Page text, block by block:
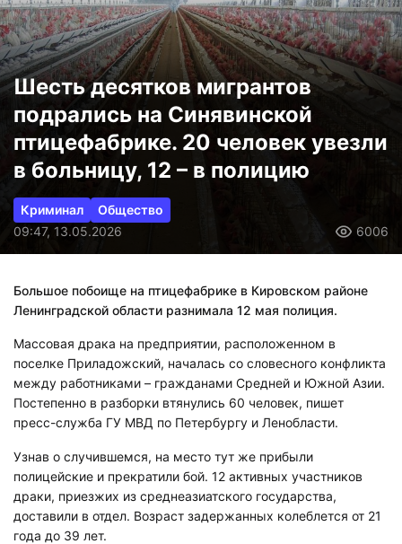
Шесть десятков мигрантов
подрались на Синявинской
птицефабрике. 20 человек увезли
в больницу, 12 – в полицию
Криминал
Общество
09:47, 13.05.2026
6006
Большое побоище на птицефабрике в Кировском районе
Ленинградской области разнимала 12 мая полиция.
Массовая драка на предприятии, расположенном в
поселке Приладожский, началась со словесного конфликта
между работниками – гражданами Средней и Южной Азии.
Постепенно в разборки втянулись 60 человек, пишет
пресс-служба ГУ МВД по Петербургу и Ленобласти.
Узнав о случившемся, на место тут же прибыли
полицейские и прекратили бой. 12 активных участников
драки, приезжих из среднеазиатского государства,
доставили в отдел. Возраст задержанных колеблется от 21
года до 39 лет.